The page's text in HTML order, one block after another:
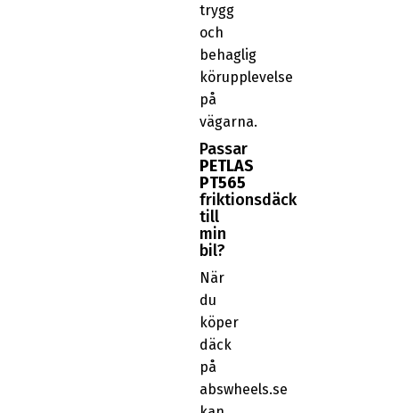
trygg
och
behaglig
körupplevelse
på
vägarna.
Passar
PETLAS
PT565
friktionsdäck
till
min
bil?
När
du
köper
däck
på
abswheels.se